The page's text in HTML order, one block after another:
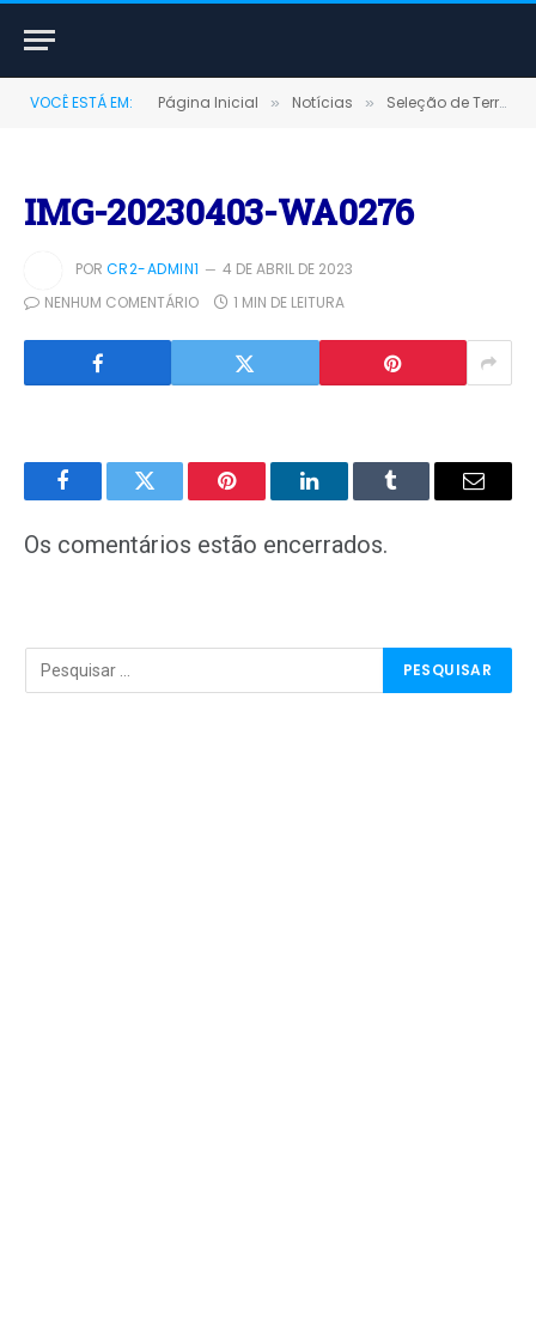
VOCÊ ESTÁ EM: Página Inicial » Notícias » Seleção de Terra Santa é Tri-campeã da Copa Alvorada 2023
IMG-20230403-WA0276
POR CR2-ADMIN1
4 DE ABRIL DE 2023
NENHUM COMENTÁRIO
1 MIN DE LEITURA
FacebookTwitter Pinterest LinkedInTumblr
E-
Os comentários estão encerrados.